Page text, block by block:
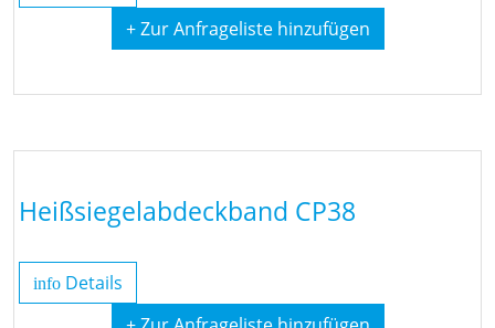
+ Zur Anfrageliste hinzufügen
Heißsiegelabdeckband CP38
info Details